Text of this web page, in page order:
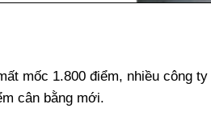
mốc 1.800 điểm, nhiều công
cân bằng mới.